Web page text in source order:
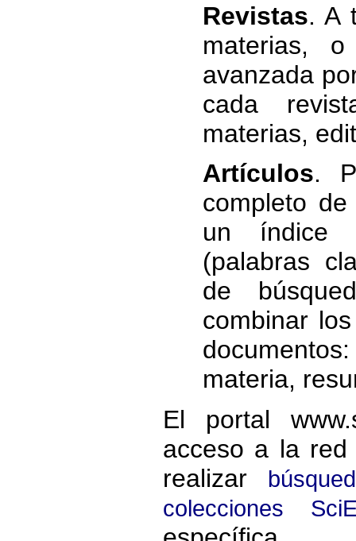
Revistas. A
materias,
avanzada
cada
materias,
Artículos.
completo
un índice
(palabras
de
combinar
materia,
El portal
acceso a la
realizar
colecciones